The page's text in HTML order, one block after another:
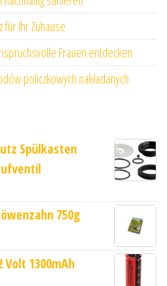
für Ihr Zuhause
Frauen entdecken
policzkowych nakładanych
Spülkasten
750g
Volt 1300mAh